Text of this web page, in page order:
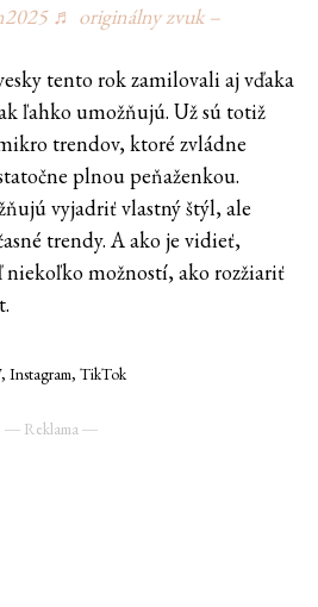
♬ originálny zvuk –
tento rok zamilovali aj vďaka
ľahko umožňujú. Už sú totiž
trendov, ktoré zvládne
plnou peňaženkou.
vyjadriť vlastný štýl, ale
trendy. A ako je vidieť,
niekoľko možností, ako rozžiariť
Instagram, TikTok
― Reklama ―